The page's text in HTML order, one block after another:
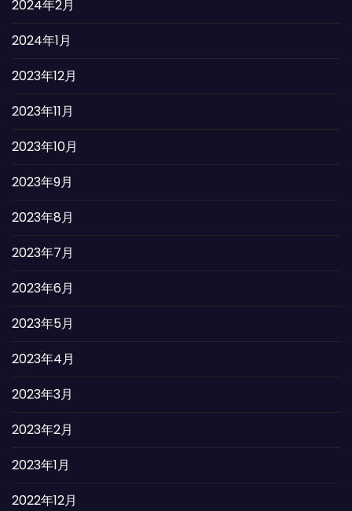
2024年2月
2024年1月
2023年12月
2023年11月
2023年10月
2023年9月
2023年8月
2023年7月
2023年6月
2023年5月
2023年4月
2023年3月
2023年2月
2023年1月
2022年12月